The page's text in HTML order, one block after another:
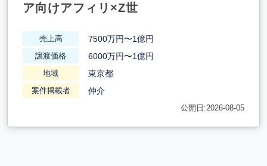
ア向けアフィリ×Z世
売上高 7500万円〜1億円
譲渡価格 6000万円〜1億円
地域 東京都
案件掲載者 仲介
公開日:2026-08-05